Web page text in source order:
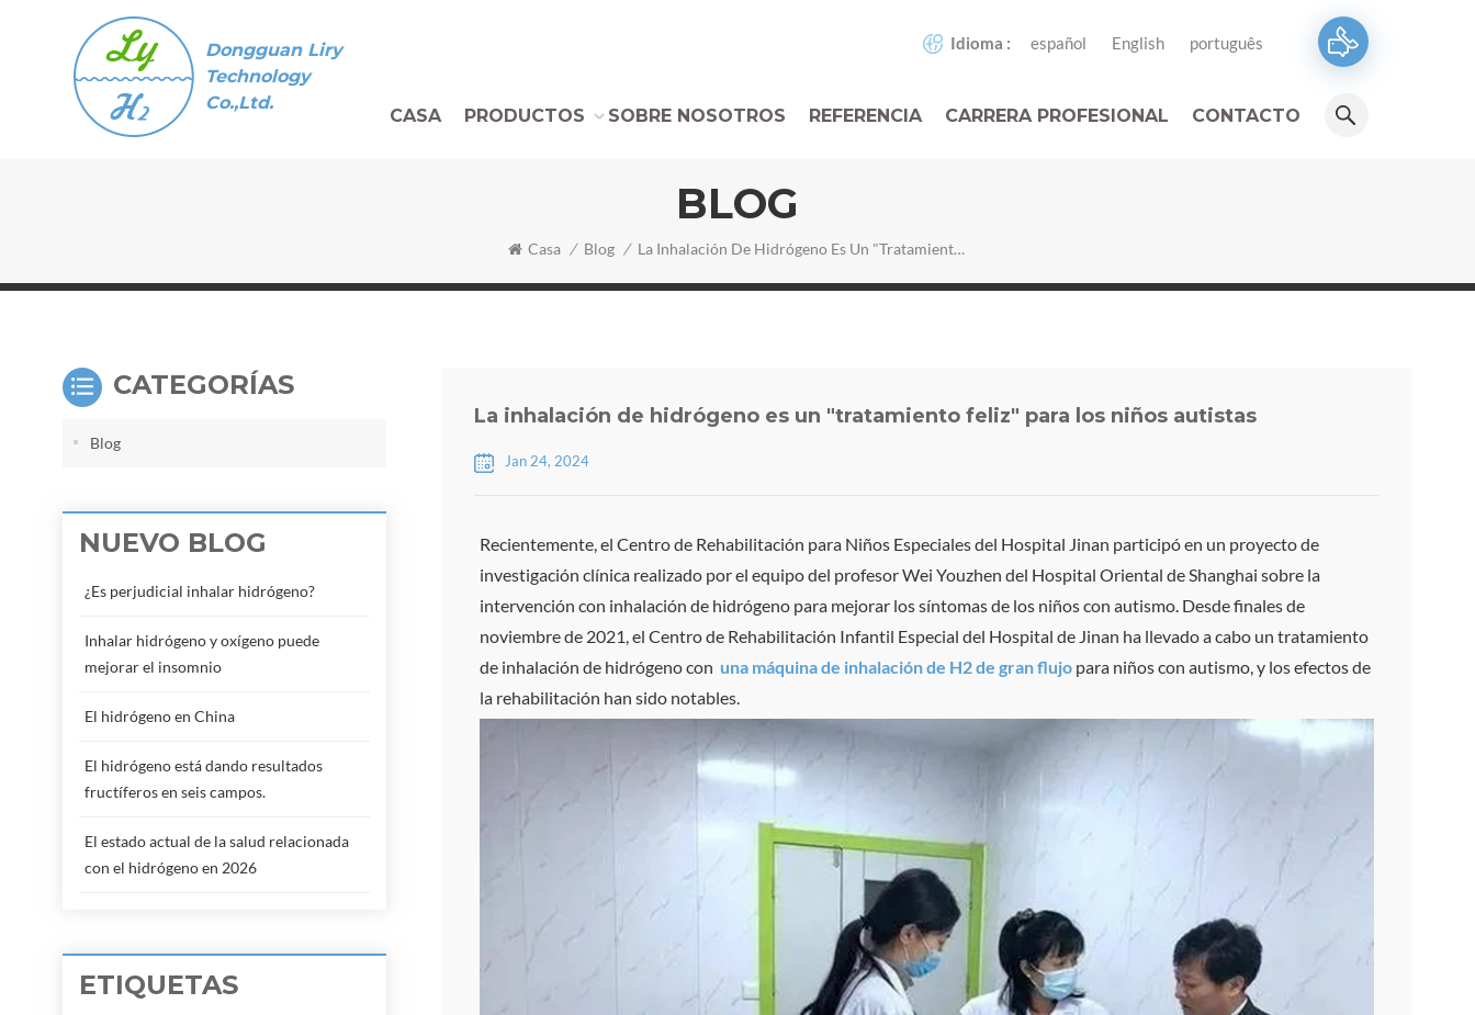
Dongguan Liry
Technology
Co.,Ltd.
Idioma : español English português
CASA PRODUCTOS SOBRE NOSOTROS REFERENCIA CARRERA PROFESIONAL CONTACTO
BLOG
Casa / Blog / La Inhalación De Hidrógeno Es Un "tratamiento Feliz" Para Los Niños Autistas
La inhalación de hidrógeno es un "tratamiento feliz" para los niños autistas
Jan 24, 2024
Recientemente, el Centro de Rehabilitación para Niños Especiales del Hospital Jinan participó en un proyecto de
investigación clínica realizado por el equipo del profesor Wei Youzhen del Hospital Oriental de Shanghai sobre la
intervención con inhalación de hidrógeno para mejorar los síntomas de los niños con autismo. Desde finales de
noviembre de 2021, el Centro de Rehabilitación Infantil Especial del Hospital de Jinan ha llevado a cabo un tratamiento
de inhalación de hidrógeno con una máquina de inhalación de H2 de gran flujo para niños con autismo, y los efectos de
la rehabilitación han sido notables.
CATEGORÍAS
Blog
NUEVO BLOG
¿Es perjudicial inhalar hidrógeno?
Inhalar hidrógeno y oxígeno puede
mejorar el insomnio
El hidrógeno en China
El hidrógeno está dando resultados
fructíferos en seis campos.
El estado actual de la salud relacionada
con el hidrógeno en 2026
ETIQUETAS